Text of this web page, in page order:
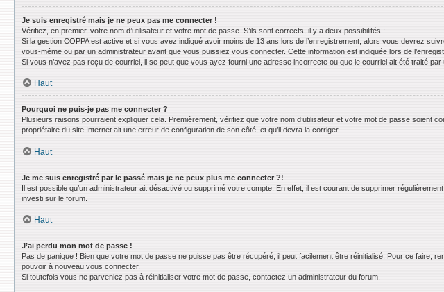
Je suis enregistré mais je ne peux pas me connecter !
Vérifiez, en premier, votre nom d’utilisateur et votre mot de passe. S’ils sont corrects, il y a deux possibilités :
Si la gestion COPPA est active et si vous avez indiqué avoir moins de 13 ans lors de l’enregistrement, alors vous devrez
vous-même ou par un administrateur avant que vous puissiez vous connecter. Cette information est indiquée lors de
Si vous n’avez pas reçu de courriel, il se peut que vous ayez fourni une adresse incorrecte ou que le courriel ait été traité
Haut
Pourquoi ne puis-je pas me connecter ?
Plusieurs raisons pourraient expliquer cela. Premièrement, vérifiez que votre nom d’utilisateur et votre mot de passe soient
propriétaire du site Internet ait une erreur de configuration de son côté, et qu’il devra la corriger.
Haut
Je me suis enregistré par le passé mais je ne peux plus me connecter ?!
Il est possible qu’un administrateur ait désactivé ou supprimé votre compte. En effet, il est courant de supprimer
investi sur le forum.
Haut
J’ai perdu mon mot de passe !
Pas de panique ! Bien que votre mot de passe ne puisse pas être récupéré, il peut facilement être réinitialisé. Pour ce faire,
pouvoir à nouveau vous connecter.
Si toutefois vous ne parveniez pas à réinitialiser votre mot de passe, contactez un administrateur du forum.